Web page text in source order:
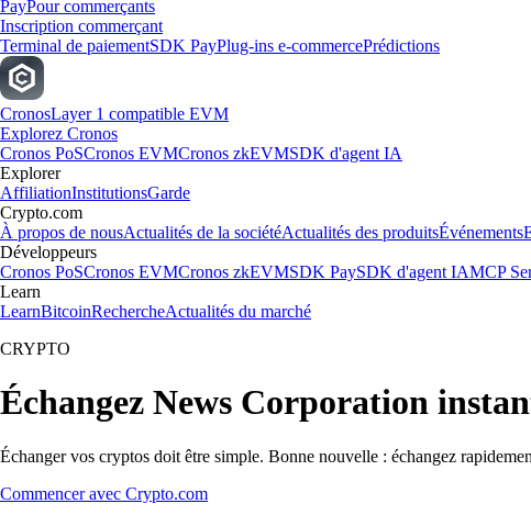
PayPour commerçants
Inscription commerçant
Terminal de paiementSDK PayPlug-ins e-commercePrédictions
CronosLayer 1 compatible EVM
Explorez Cronos
Cronos PoSCronos EVMCronos zkEVMSDK d'agent IA
Explorer
AffiliationInstitutionsGarde
Crypto.com
À propos de nousActualités de la sociétéActualités des produitsÉvénements
Développeurs
Cronos PoSCronos EVMCronos zkEVMSDK PaySDK d'agent IAMCP
Learn
LearnBitcoinRechercheActualités du marché
CRYPTO
Échangez News Corporation
Échanger vos cryptos doit être simple. Bonne nouvelle : échangez
Commencer avec Crypto.com